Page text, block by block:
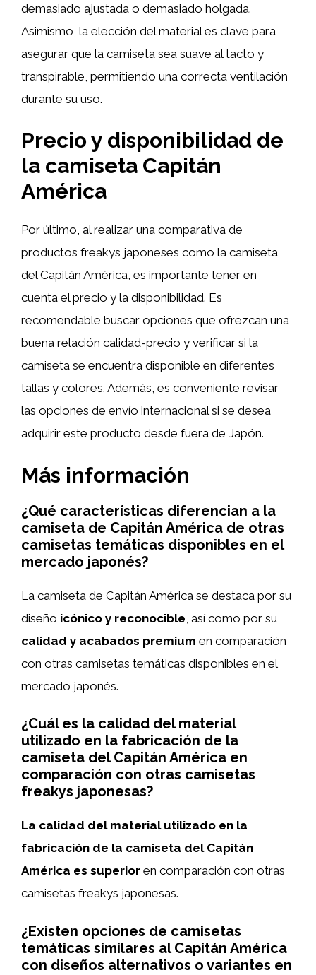
demasiado ajustada o demasiado holgada.
Asimismo, la elección del material es clave para
asegurar que la camiseta sea suave al tacto y
transpirable, permitiendo una correcta ventilación
durante su uso.
Precio y disponibilidad de
la camiseta Capitán
América
Por último, al realizar una comparativa de
productos freakys japoneses como la camiseta
del Capitán América, es importante tener en
cuenta el precio y la disponibilidad. Es
recomendable buscar opciones que ofrezcan una
buena relación calidad-precio y verificar si la
camiseta se encuentra disponible en diferentes
tallas y colores. Además, es conveniente revisar
las opciones de envío internacional si se desea
adquirir este producto desde fuera de Japón.
Más información
¿Qué características diferencian a la
camiseta de Capitán América de otras
camisetas temáticas disponibles en el
mercado japonés?
La camiseta de Capitán América se destaca por su
diseño icónico y reconocible , así como por su
calidad y acabados premium en comparación
con otras camisetas temáticas disponibles en el
mercado japonés.
¿Cuál es la calidad del material
utilizado en la fabricación de la
camiseta del Capitán América en
comparación con otras camisetas
freakys japonesas?
La calidad del material utilizado en la
fabricación de la camiseta del Capitán
América es superior en comparación con otras
camisetas freakys japonesas.
¿Existen opciones de camisetas
temáticas similares al Capitán América
con diseños alternativos o variantes en